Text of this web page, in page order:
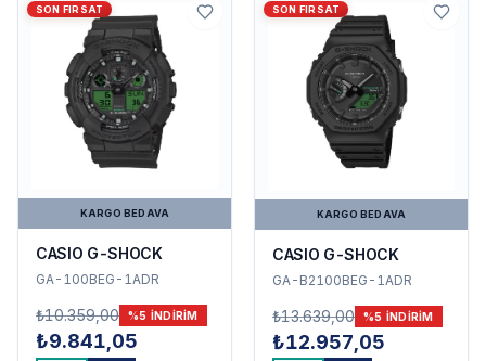
SON FIRSAT
KARGO BEDAVA
CASIO G-SHOCK
GA-100BEG-1ADR
₺10.359,00 %5 INDIRIM
₺9.841,05
SON FIRSAT
KARGO BEDAVA
CASIO G-SHOCK
GA-B2100BEG-1ADR
₺13.639,00 %5 INDIRIM
₺12.957,05